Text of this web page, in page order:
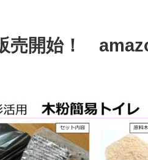
売開始！